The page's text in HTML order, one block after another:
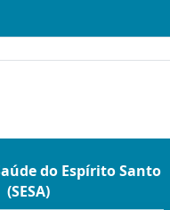
do Espírito Santo
(SESA)